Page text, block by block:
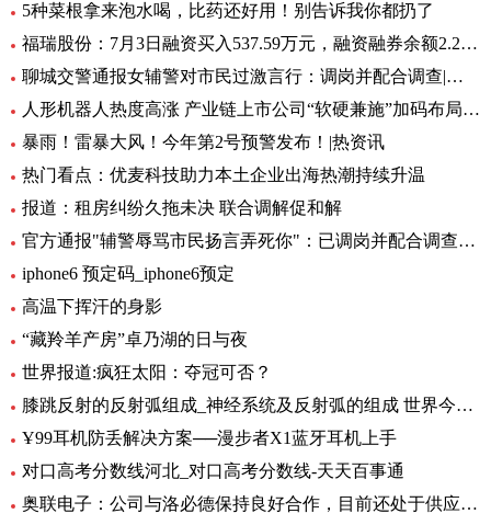
5种菜根拿来泡水喝，比药还好用！别告诉我你都扔了
福瑞股份：7月3日融资买入537.59万元，融资融券余额2.29亿元
聊城交警通报女辅警对市民过激言行：调岗并配合调查|环球快资讯
人形机器人热度高涨 产业链上市公司“软硬兼施”加码布局|环球播资讯
暴雨！雷暴大风！今年第2号预警发布！|热资讯
热门看点：优麦科技助力本土企业出海热潮持续升温
报道：租房纠纷久拖未决 联合调解促和解
官方通报"辅警辱骂市民扬言弄死你"：已调岗并配合调查-当前聚焦
iphone6 预定码_iphone6预定
高温下挥汗的身影
“藏羚羊产房”卓乃湖的日与夜
世界报道:疯狂太阳：夺冠可否？
膝跳反射的反射弧组成_神经系统及反射弧的组成 世界今日讯
Ұ99耳机防丢解决方案──漫步者X1蓝牙耳机上手
对口高考分数线河北_对口高考分数线-天天百事通
奥联电子：公司与洛必德保持良好合作，目前还处于供应部分零部件阶段，对公司业绩影响不大_短讯